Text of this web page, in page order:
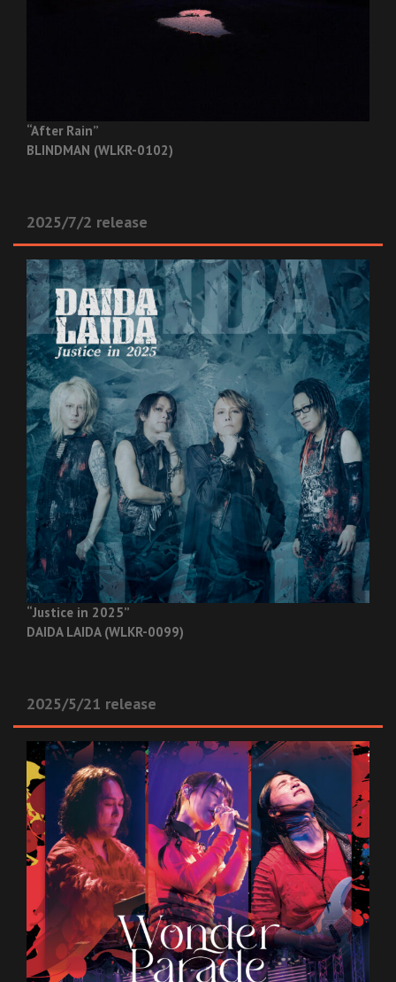
“After Rain”
BLINDMAN (WLKR-0102)
2025/7/2 release
“Justice in 2025”
DAIDA LAIDA (WLKR-0099)
2025/5/21 release